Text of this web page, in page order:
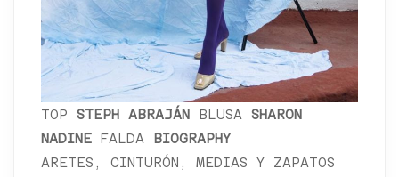
TOP STEPH ABRAJÁN BLUSA SHARON
NADINE FALDA
BIOGRAPHY
ARETES, CINTURÓN, MEDIAS Y ZAPATOS